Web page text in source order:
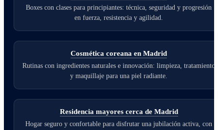
Boxes con clases para principiantes: técnica, seguridad y progresión
en fuerza, resistencia y agilidad.
Cosmética coreana en Madrid
Rutinas con ingredientes naturales e innovación: limpieza, tratamiento
y maquillaje para una piel radiante.
Residencia mayores cerca de Madrid
Hogar seguro y confortable para disfrutar una jubilación activa, con